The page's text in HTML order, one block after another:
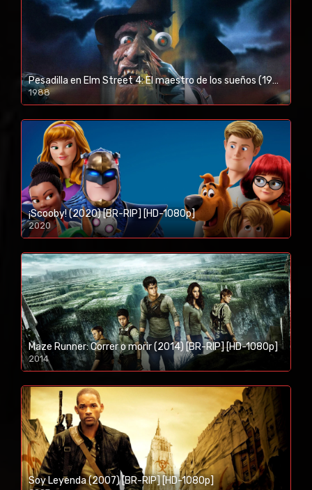
Pesadilla en Elm Street 4: El maestro de los sueños (1988) [BR-RIP] [HD-1080p]
1988
¡Scooby! (2020) [BR-RIP] [HD-1080p]
2020
1080p/720p
Maze Runner: Correr o morir (2014) [BR-RIP] [HD-1080p]
2014
1080p/720p
Soy Leyenda (2007) [BR-RIP] [HD-1080p]